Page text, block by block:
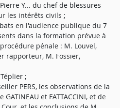
Y... du chef de blessures
les intérêts civils ;
en l'audience publique du 7
dans la formation prévue à
pénale : M. Louvel,
rapporteur, M. Fossier,
;
PERS, les observations de la
et FATTACCINI, et de